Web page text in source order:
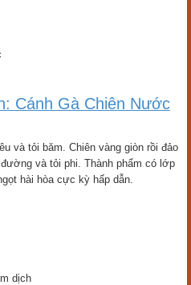
Cánh Gà Chiên Nước
và tỏi băm. Chiên vàng giòn rồi đảo
và tỏi phi. Thành phẩm có lớp
hài hòa cực kỳ hấp dẫn.
dịch